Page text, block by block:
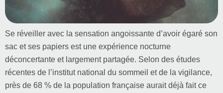
Se réveiller avec la sensation angoissante d’avoir égaré son
sac et ses papiers est une expérience nocturne
déconcertante et largement partagée. Selon des études
récentes de l’institut national du sommeil et de la vigilance,
près de 68 % de la population française aurait déjà fait ce